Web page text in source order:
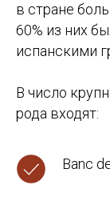
в стране
60% из них
испанскими
В число
рода входят:
Banc